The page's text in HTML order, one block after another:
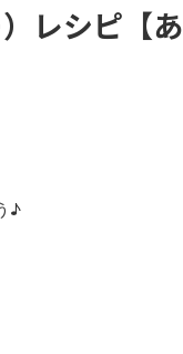
レシピ【あ
♪